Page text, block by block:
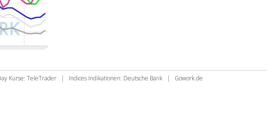
Kurse: TeleTrader | Indices Indikationen: Deutsche Bank | Gowork.de